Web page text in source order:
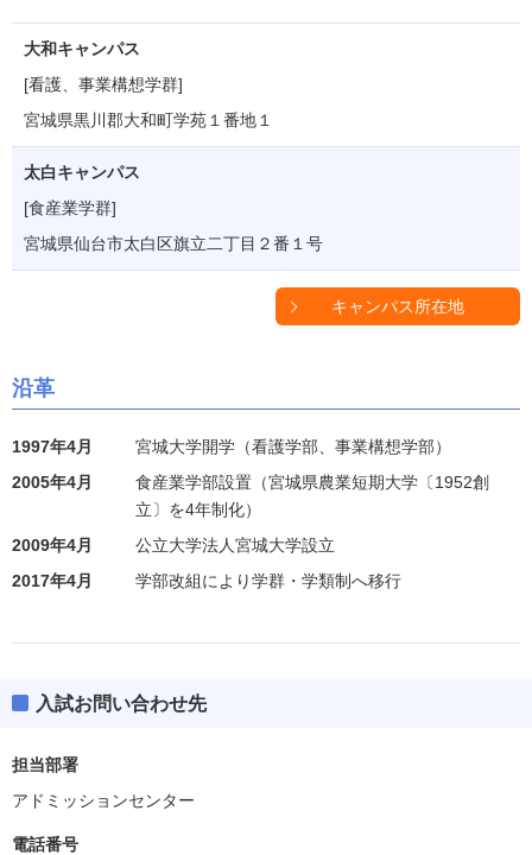
大和キャンパス
[看護、事業構想学群]
宮城県黒川郡大和町学苑１番地１
太白キャンパス
[食産業学群]
宮城県仙台市太白区旗立二丁目２番１号
キャンパス所在地
沿革
1997年4月
宮城大学開学（看護学部、事業構想学部）
2005年4月
食産業学部設置（宮城県農業短期大学〔1952創
立〕を4年制化）
2009年4月
公立大学法人宮城大学設立
2017年4月
学部改組により学群・学類制へ移行
入試お問い合わせ先
担当部署
アドミッションセンター
電話番号